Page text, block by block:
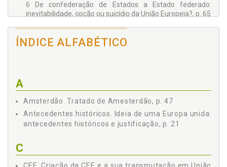
6 De confederação de Estados a Estado federado:
inevitabilidade, opção ou suicídio da União Europeia?, p. 65
Parte II O ESPAÇO DE LIBERDADE, SEGURANÇA E JUSTIÇA: O
PARADOXO HODIERNO, p. 75
Capítulo III - A NECESSIDADE E O SURGIMENTO DO ESPAÇO
componentes daquele espaço, p. 77
1.1.1 Liberdade, p. 78
1.1.2 Segurança, p. 79
Europeia em matéria penal: sua razão de ser à luz da
finalidade da União, p. 82
ÍNDICE ALFABÉTICO
A
Amsterdão. Tratado de Amesterdão, p. 47
Antecedentes históricos. Ideia de uma Europa unida:
antecedentes históricos e justificação, p. 21
C